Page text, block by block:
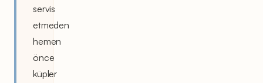
servis
etmeden
hemen
önce
küpler